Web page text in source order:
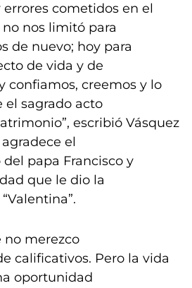
cometidos en el
nos limitó para
de nuevo; hoy para
de vida y de
confiamos, creemos y lo
el sagrado acto
escribió Vásquez
el
papa Francisco y
que le dio la
no merezco
calificativos. Pero la vida
oportunidad